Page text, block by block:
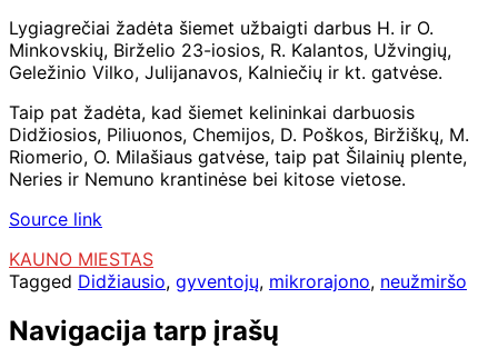
Lygiagrečiai žadėta šiemet užbaigti darbus H. ir O.
Minkovskių, Birželio 23-iosios, R. Kalantos, Užvingių,
Geležinio Vilko, Julijanavos, Kalniečių ir kt. gatvėse.
Taip pat žadėta, kad šiemet kelininkai darbuosis
Didžiosios, Piliuonos, Chemijos, D. Poškos, Biržiškų, M.
Riomerio, O. Milašiaus gatvėse, taip pat Šilainių plente,
Neries ir Nemuno krantinėse bei kitose vietose.
Source link
KAUNO MIESTAS
Tagged Didžiausio, gyventojų, mikrorajono, neužmiršo
Navigacija tarp įrašų